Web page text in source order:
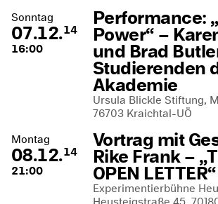
Sonntag
07.12.14
16:00
Performance:
Power“ –
und Brad
Studierenden
Akademie
Ursula Blickle Stiftung,
76703 Kraichtal-UÖ
Montag
08.12.14
21:00
Vortrag mit
Rike Frank –
OPEN LETTER“
Experimentierbühne